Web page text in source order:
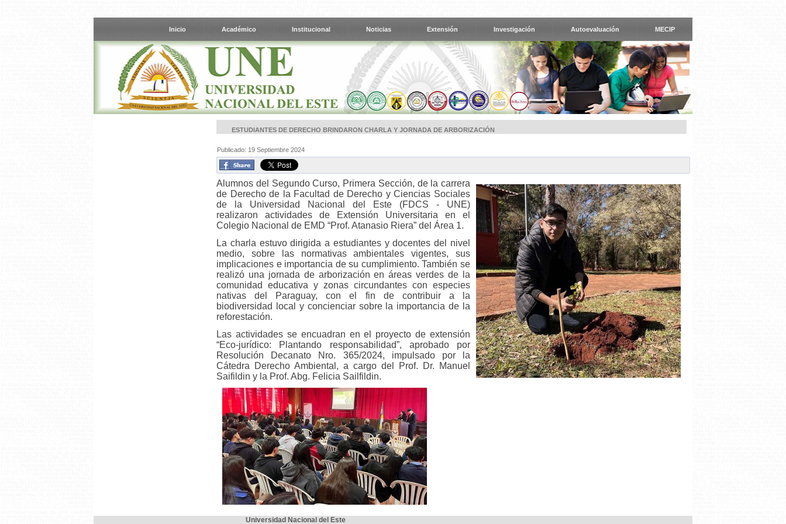
Inicio Académico Institucional Noticias Extensión Investigación Autoevaluación MECIP
ESTUDIANTES DE DERECHO BRINDARON CHARLA Y JORNADA DE ARBORIZACIÓN
Publicado: 19 Septiembre 2024
Alumnos del Segundo Curso, Primera Sección, de la carrera
de Derecho de la Facultad de Derecho y Ciencias Sociales
de la Universidad Nacional del Este (FDCS - UNE)
realizaron actividades de Extensión Universitaria en el
Colegio Nacional de EMD “Prof. Atanasio Riera” del Área 1.
La charla estuvo dirigida a estudiantes y docentes del nivel
medio, sobre las normativas ambientales vigentes, sus
implicaciones e importancia de su cumplimiento. También se
realizó una jornada de arborización en áreas verdes de la
comunidad educativa y zonas circundantes con especies
nativas del Paraguay, con el fin de contribuir a la
biodiversidad local y concienciar sobre la importancia de la
reforestación.
Las actividades se encuadran en el proyecto de extensión
“Eco-jurídico: Plantando responsabilidad”, aprobado por
Resolución Decanato Nro. 365/2024, impulsado por la
Cátedra Derecho Ambiental, a cargo del Prof. Dr. Manuel
Saifildin y la Prof. Abg. Felicia Sailfildin.
Universidad Nacional del Este